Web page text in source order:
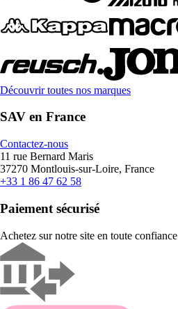
Découvrir toutes nos marques
SAV en France
Contactez-nous
11 rue Bernard Maris
37270 Montlouis-sur-Loire, France
+33 1 86 47 62 58
Paiement sécurisé
Achetez sur notre site en toute confiance